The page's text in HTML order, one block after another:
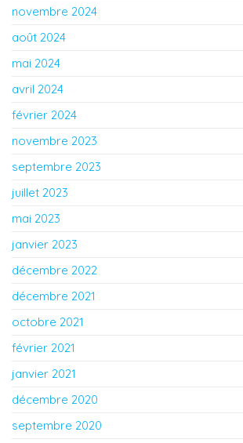
novembre 2024
août 2024
mai 2024
avril 2024
février 2024
novembre 2023
septembre 2023
juillet 2023
mai 2023
janvier 2023
décembre 2022
décembre 2021
octobre 2021
février 2021
janvier 2021
décembre 2020
septembre 2020